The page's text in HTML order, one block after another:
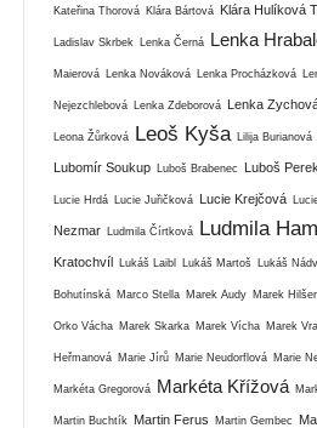
Kateřina Thorová Klára Bártová Klára Hulíková
Ladislav Skrbek Lenka Černá Lenka
Maierová Lenka Nováková Lenka Procházková
Nejezchlebová Lenka Zdeborová Lenka
Leona Žůrková Leoš Kyša Lilija Burianová
Lubomír Soukup Luboš Brabenec Luboš Perek
Lucie Hrdá Lucie Juřičková Lucie Krejčová
Nezmar Ludmila Čírtková Ludmila
Kratochvíl Lukáš Laibl Lukáš Martoš Lukáš
Bohutínská Marco Stella Marek Audy Marek Hilšer
Orko Vácha Marek Skarka Marek Vícha Marek
Heřmanová Marie Jírů Marie Neudorflová Marie
Markéta Gregorová Markéta Křížová
Martin Buchtík Martin Ferus Martin Gembec